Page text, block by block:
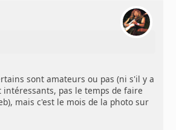
sont amateurs ou pas (ni s'il y a
pas le temps de faire
mais c'est le mois de la photo sur